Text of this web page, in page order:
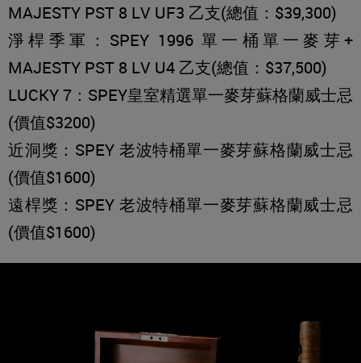
MAJESTY PST 8 LV UF3 乙支(總值：$39,300)
淨桿季軍：SPEY 1996 單一桶單一麥芽+
MAJESTY PST 8 LV U4 乙支(總值：$37,500)
LUCKY 7：SPEY皇室精選單一麥芽蘇格蘭威士忌
(價值$3200)
近洞獎：SPEY 老波特桶單一麥芽蘇格蘭威士忌
(價值$1600)
遠桿獎：SPEY 老波特桶單一麥芽蘇格蘭威士忌
(價值$1600)